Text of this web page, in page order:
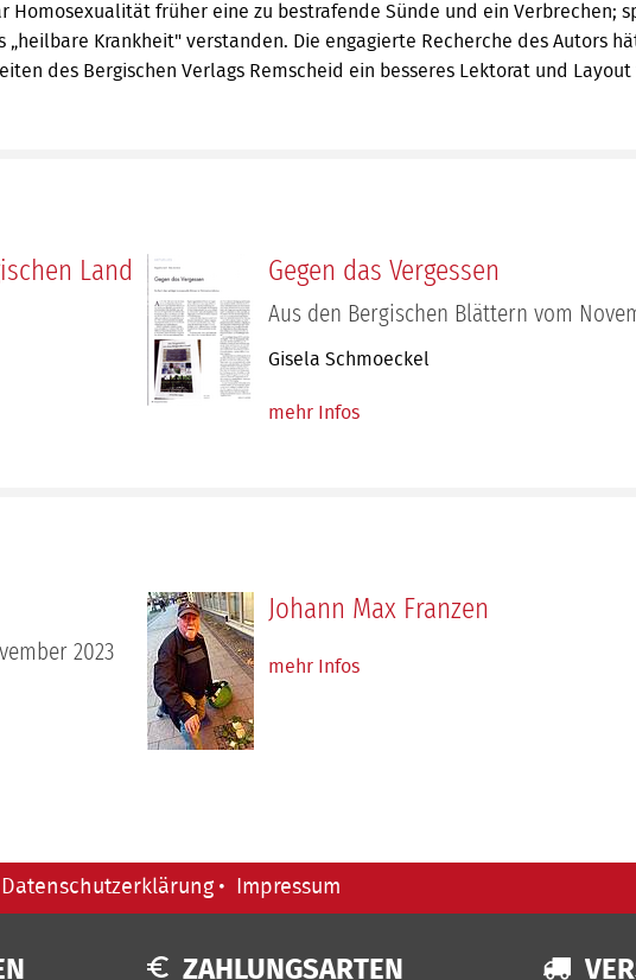
Homosexualität früher eine zu be­strafende Sünde und ein Verbrechen;
„heilbare Krankheit" verstan­den. Die engagierte Recherche des Autors
des Bergischen Verlags Remscheid ein besseres Lektorat und
Land Gegen das Vergessen
Aus den Bergischen Blättern vom
Gisela Schmoeckel
mehr Infos
2023
Johann Max Franzen
mehr Infos
Datenschutzerklärung Impressum
ZAHLUNGSARTEN